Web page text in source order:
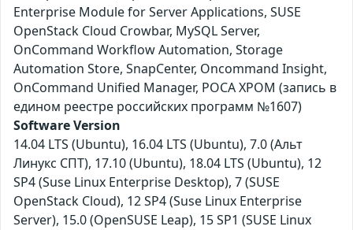
Enterprise Module for Server Applications, SUSE
OpenStack Cloud Crowbar, MySQL Server,
OnCommand Workflow Automation, Storage
Automation Store, SnapCenter, Oncommand Insight,
OnCommand Unified Manager, РОСА ХРОМ (запись в
едином реестре российских программ №1607)
Software Version
14.04 LTS (Ubuntu), 16.04 LTS (Ubuntu), 7.0 (Альт
Линукс СПТ), 17.10 (Ubuntu), 18.04 LTS (Ubuntu), 12
SP4 (Suse Linux Enterprise Desktop), 7 (SUSE
OpenStack Cloud), 12 SP4 (Suse Linux Enterprise
Server), 15.0 (OpenSUSE Leap), 15 SP1 (SUSE Linux